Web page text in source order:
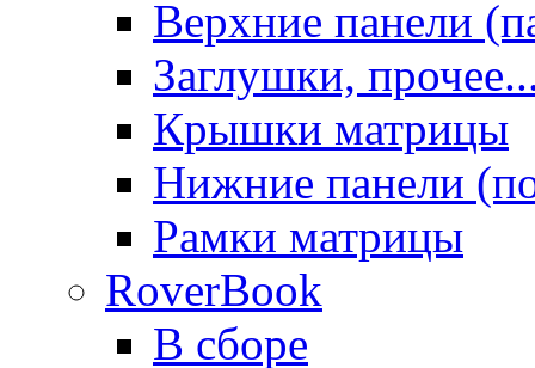
Верхние панели
Заглушки,
Крышки матрицы
Нижние панели
Рамки матрицы
RoverBook
В сборе